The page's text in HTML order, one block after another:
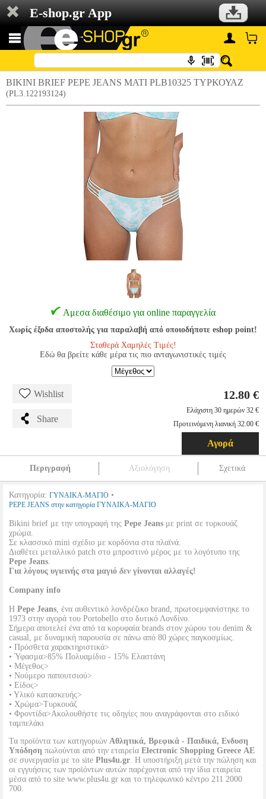
E-shop.gr App
BIKINI BRIEF PEPE JEANS MATI PLB10325 ΤΥΡΚΟΥΑΖ
(PL3.122193124)
Αμεσα διαθέσιμο για online παραγγελία
Χωρίς έξοδα αποστολής για παραλαβή από οποιοδήποτε eshop point!
Σταθερά Χαμηλές Τιμές!
Εδώ θα βρείτε κάθε μέρα τις πιο ανταγωνιστικές τιμές
Wishlist
Share
12.80 €
Ελάχιστη 30 ημερών 32 €
Προτεινόμενη λιανική 32.00 €
Αγορά
Περιγραφή Αξιολόγηση Σχετικά
Κατηγορία: ΓΥΝΑΙΚΑ-ΜΑΓΙΟ •
PEPE JEANS στην κατηγορία ΓΥΝΑΙΚΑ-ΜΑΓΙΟ
Bikini brief με την υπογραφή της Pepe Jeans με print σε τυρκουάζ
χρώμα.
Σε κλασσικό mini σχέδιο με κορδόνια στα πλαϊνά.
Διαθέτει μεταλλικό patch στο μπροστινό μέρος με το λογότυπο της
Pepe Jeans.
Για λόγους υγιεινής στα μαγιό δενγίνονται αλλαγές!
Company info
Η Pepe Jeans, ένα αυθεντικό λονδρέζικο brand, πρωτοεμφανίστηκε το
1973 στην αγορά του Portobello στο δυτικό Λονδίνο.
Σήμερα αποτελεί ένα από τα κορυφαία brands στον χώρου του denim &
casual, με δυναμική παρουσία σε πάνω από 80 χώρες παγκοσμίως.
• Πρόσθετα χαρακτηριστικά>
• Ύφασμα>85% Πολυαμίδιο - 15% Ελαστάνη
• Μέγεθος>
• Νούμερο παπουτσιού>
• Είδος>
• Υλικό κατασκευής>
• Χρώμα>Τυρκουάζ
• Φροντίδα>Ακολουθήστε τις οδηγίες που αναγράφονται στο ειδικό
ταμπελάκι
Τα προϊόντα των κατηγοριών Αθλητικά, Βρεφικά - Παιδικά, Ενδυση
Υπόδηση πωλούνται από την εταιρεία Electronic Shopping Greece ΑΕ
σε συνεργασία με το site Plus4u.gr. Η υποστήριξη μετά την πώληση και
οι εγγυήσεις των προϊόντων αυτών παρέχονται από την ίδια εταιρεία
μέσα από το site www.plus4u.gr και το τηλεφωνικό κέντρο 211 2000
700.